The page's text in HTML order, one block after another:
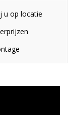
u op locatie